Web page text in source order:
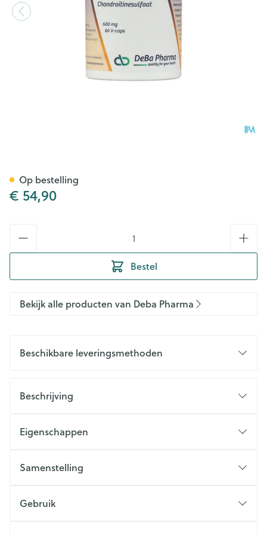
€ 54,90
Bestel
Op bestelling
Bekijk alle producten van Deba Pharma
Beschikbare leveringsmethoden
Beschrijving
Eigenschappen
Samenstelling
Gebruik